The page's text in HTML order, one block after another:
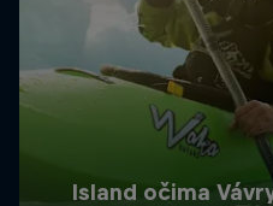
Island očima